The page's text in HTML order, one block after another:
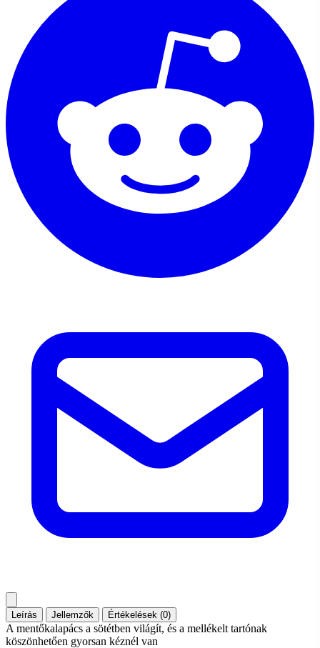
Leírás Jellemzők Értékelések (0)
A mentőkalapács a sötétben világít, és a mellékelt tartónak
köszönhetően gyorsan kéznél van